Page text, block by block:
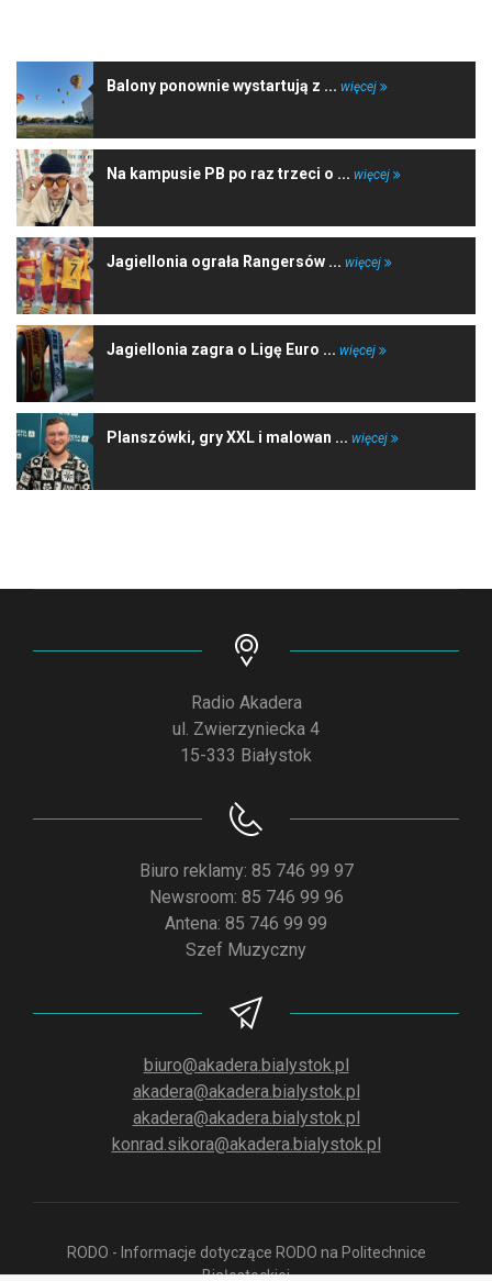
Balony ponownie wystartują z ... więcej
Na kampusie PB po raz trzeci o ... więcej
Jagiellonia ograła Rangersów ... więcej
Jagiellonia zagra o Ligę Euro ... więcej
Planszówki, gry XXL i malowan ... więcej
Radio Akadera
ul. Zwierzyniecka 4
15-333 Białystok
Biuro reklamy: 85 746 99 97
Newsroom: 85 746 99 96
Antena: 85 746 99 99
Szef Muzyczny
biuro@akadera.bialystok.pl
akadera@akadera.bialystok.pl
akadera@akadera.bialystok.pl
konrad.sikora@akadera.bialystok.pl
RODO - Informacje dotyczące RODO na Politechnice
Białostockiej